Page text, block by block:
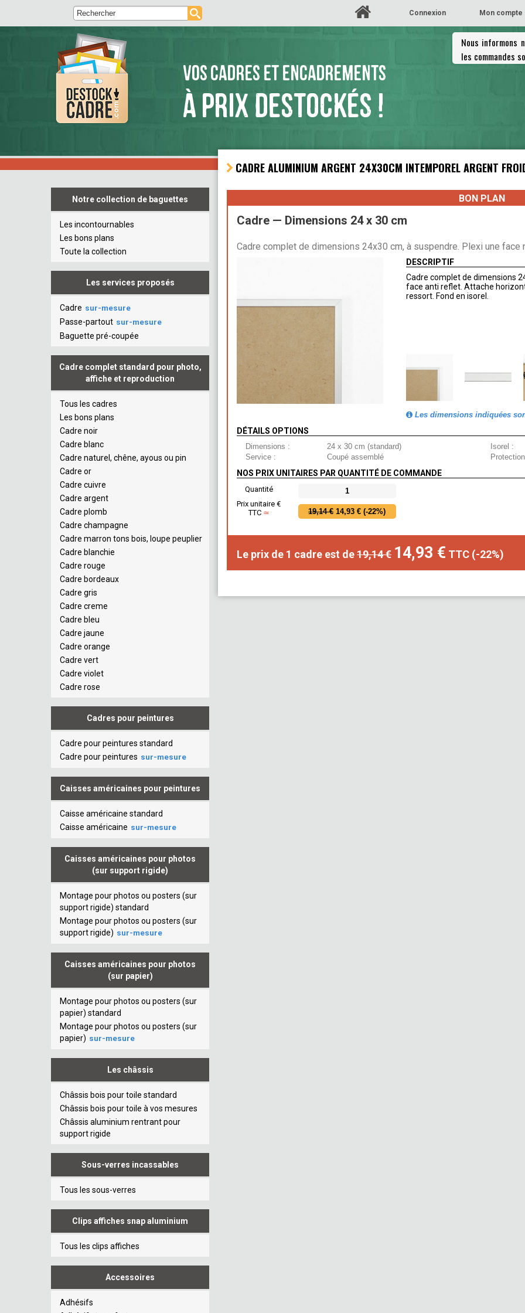
Mon compte
Connexion
VOS CADRES ET ENCADREMENTS
À PRIX DESTOCKÉS !
Nous
les commandes
Notre collection de baguettes
Les incontournables
Les bons plans
Toute la collection
Les services proposés
Cadre sur-mesure
Passe-partout sur-mesure
Baguette pré-coupée
Cadre complet standard pour photo,
affiche et reproduction
Tous les cadres
Les bons plans
Cadre noir
Cadre blanc
Cadre naturel, chêne, ayous ou pin
Cadre or
Cadre cuivre
Cadre argent
Cadre plomb
Cadre champagne
Cadre marron tons bois, loupe peuplier
Cadre blanchie
Cadre rouge
Cadre bordeaux
Cadre gris
Cadre creme
Cadre bleu
Cadre jaune
Cadre orange
Cadre vert
Cadre violet
Cadre rose
Cadres pour peintures
Cadre pour peintures standard
Cadre pour peintures sur-mesure
Caisses américaines pour peintures
Caisse américaine standard
Caisse américaine sur-mesure
Caisses américaines pour photos
(sur support rigide)
Montage pour photos ou posters (sur
support rigide) standard
Montage pour photos ou posters (sur
support rigide) sur-mesure
Caisses américaines pour photos
(sur papier)
Montage pour photos ou posters (sur
papier) standard
Montage pour photos ou posters (sur
papier) sur-mesure
Les châssis
Châssis bois pour toile standard
Châssis bois pour toile à vos mesures
Châssis aluminium rentrant pour
support rigide
Sous-verres incassables
Tous les sous-verres
Clips affiches snap aluminium
Tous les clips affiches
Accessoires
Adhésifs
CADRE ALUMINIUM ARGENT 24X30CM INTEMPOREL ARGENT
BON PLAN
Cadre — Dimensions 24 x 30 cm
Cadre complet de dimensions 24x30 cm, à suspendre. Plexi une
DESCRIPTIF
Cadre complet de dimensions
face anti reflet. Attache
ressort. Fond en isorel.
Les dimensions indiquées
DÉTAILS OPTIONS
Dimensions :
Service :
24 x 30 cm (standard)
Coupé assemblé
Isorel :
NOS PRIX UNITAIRES PAR QUANTITÉ DE COMMANDE
Quantité
Prix unitaire €
TTC ≃
1
19,14 € 14,93 €(-22%)
Le prix de 1 cadre est de19,14 € 14,93 € TTC (-22%)